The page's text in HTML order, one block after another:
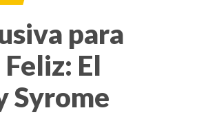
para
El
Syrome